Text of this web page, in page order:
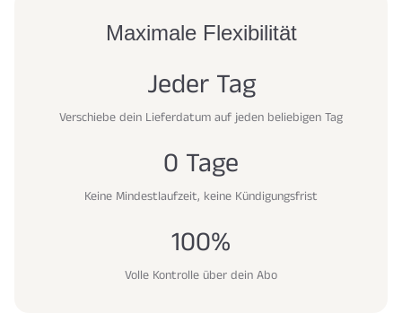
Maximale Flexibilität
Jeder Tag
Verschiebe dein Lieferdatum auf jeden beliebigen Tag
0 Tage
Keine Mindestlaufzeit, keine Kündigungsfrist
100%
Volle Kontrolle über dein Abo